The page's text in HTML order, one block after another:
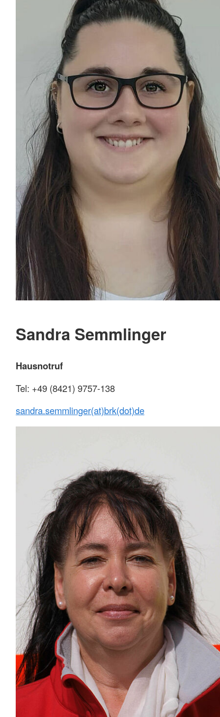
Sandra Semmlinger
Hausnotruf
Tel: +49 (8421) 9757-138
sandra.semmlinger(at)brk(dot)de